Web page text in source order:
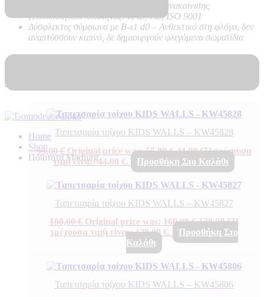
Home
Shop
Ποιοτητα Marburg
Εύκολη απομάκρυνση σε περίπτωση ανακαίνισης
Πιστοποιητικά ποιότητας: RAL, CE, ISO 9001
Δύσφλεκτες σύμφωνα με B-s1 d0 – Ανθεκτικό στη φλόγα, δεν
αναπτύσσουν καπνό, δε δημιουργούν φλεγόμενα σωματίδια
Σχετικά προϊόντα
Ταπετσαρία τοίχου KIDS WALLS – KW45828
55,00€ Original price was: 55,00 €.44,00€Η τρέχουσα
τιμή είναι: 44,00 €.
Προσθήκη Στο Καλάθι
Ταπετσαρία τοίχου KIDS WALLS – KW45827
160,00€ Original price was: 160,00 €.128,00€Η
τρέχουσα τιμή είναι: 128,00 €.
Προσθήκη Στο
Καλάθι
Ταπετσαρία τοίχου KIDS WALLS – KW45806